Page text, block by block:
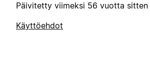
Päivitetty viimeksi 56 vuotta sitten
Käyttöehdot